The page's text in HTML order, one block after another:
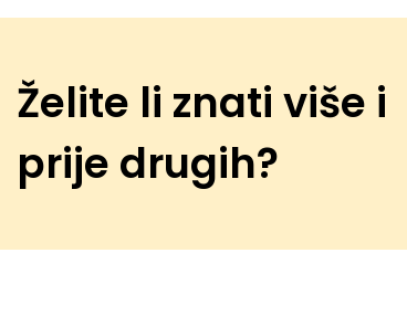
Želite li znati više i
prije drugih?